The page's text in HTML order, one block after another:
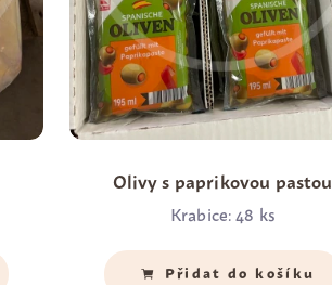
Olivy s paprikovou pastou
Krabice: 48 ks
Přidat do košíku